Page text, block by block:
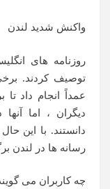
واکنش شدید لندن
روزنامه های
توصیف کردند.
عمداً انجام داد
دیگران ، اما
دانستند. با این
رسانه ها در لندن
چه کاربران می